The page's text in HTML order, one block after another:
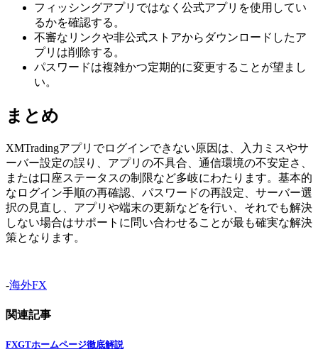
フィッシングアプリではなく公式アプリを使用してい
るかを確認する。
不審なリンクや非公式ストアからダウンロードしたア
プリは削除する。
パスワードは複雑かつ定期的に変更することが望まし
い。
まとめ
XMTradingアプリでログインできない原因は、入力ミスやサ
ーバー設定の誤り、アプリの不具合、通信環境の不安定さ、
または口座ステータスの制限など多岐にわたります。基本的
なログイン手順の再確認、パスワードの再設定、サーバー選
択の見直し、アプリや端末の更新などを行い、それでも解決
しない場合はサポートに問い合わせることが最も確実な解決
策となります。
-海外FX
関連記事
FXGTホームページ徹底解説